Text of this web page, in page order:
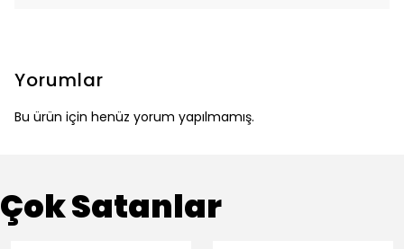
Yorumlar
Bu ürün için henüz yorum yapılmamış.
Çok Satanlar